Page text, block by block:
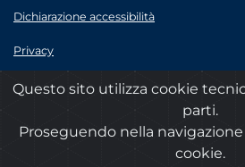
Dichiarazione accessibilità
Privacy
Note legali
© 2020 ARPA Lazio - P.Iva 00915900575
Questo sito utilizza cookie
parti.
Proseguendo nella
cookie.